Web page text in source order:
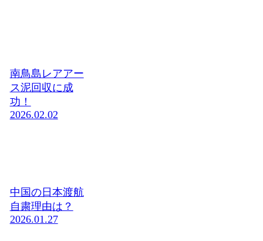
南鳥島レアアー
ス泥回収に成
功！
2026.02.02
中国の日本渡航
自粛理由は？
2026.01.27